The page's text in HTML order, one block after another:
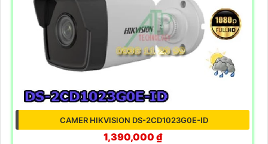
CAMER HIKVISION DS-2CD1023G0E-ID
1,390,000 ₫